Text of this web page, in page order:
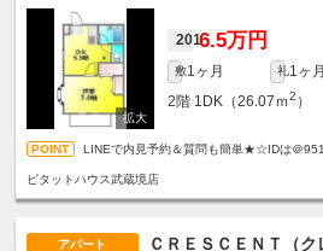
2016.5万円
敷1ヶ月 礼1ヶ月
2階 1DK（26.07ｍ2 ）
LINEで内見予約＆質問も簡単★☆IDは＠
ピタットハウス武蔵境店
アパート ＣＲＥＳＣＥＮＴ（ク